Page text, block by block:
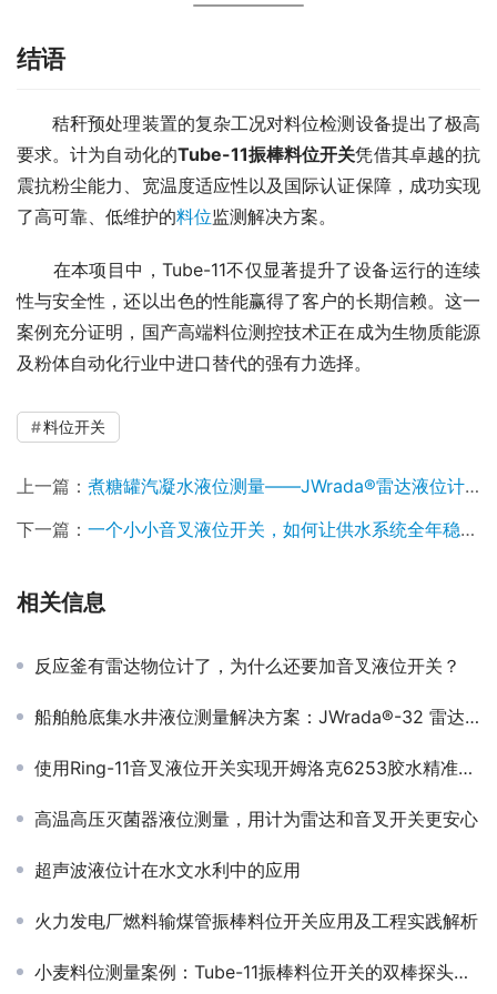
结语
秸秆预处理装置的复杂工况对料位检测设备提出了极高
要求。计为自动化的Tube-11振棒料位开关凭借其卓越的抗
震抗粉尘能力、宽温度适应性以及国际认证保障，成功实现
了高可靠、低维护的料位监测解决方案。
在本项目中，Tube-11不仅显著提升了设备运行的连续
性与安全性，还以出色的性能赢得了客户的长期信赖。这一
案例充分证明，国产高端料位测控技术正在成为生物质能源
及粉体自动化行业中进口替代的强有力选择。
料位开关
上一篇： 煮糖罐汽凝水液位测量——JWrada®雷达液位计应用
下一篇： 一个小小音叉液位开关，如何让供水系统全年稳定运行
相关信息
反应釜有雷达物位计了，为什么还要加音叉液位开关？
船舶舱底集水井液位测量解决方案：JWrada®-32 雷达液位传感器应用案例
使用Ring-11音叉液位开关实现开姆洛克6253胶水精准液位测量
高温高压灭菌器液位测量，用计为雷达和音叉开关更安心
超声波液位计在水文水利中的应用
火力发电厂燃料输煤管振棒料位开关应用及工程实践解析
小麦料位测量案例：Tube-11振棒料位开关的双棒探头优势应用